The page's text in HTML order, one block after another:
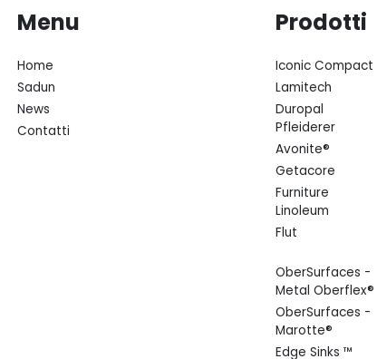
Menu
Home
Sadun
News
Contatti
Prodotti
Iconic Compact
Lamitech
Duropal
Pfleiderer
Avonite®
Getacore
Furniture
Linoleum
Flut
OberSurfaces -
Metal Oberflex®
OberSurfaces -
Marotte®
Edge Sinks ™